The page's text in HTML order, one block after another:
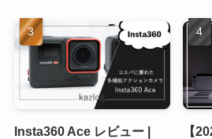
Insta360 Ace レビュー |
【